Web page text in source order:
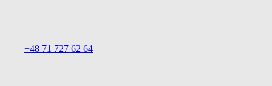
+48 71 727 62 64